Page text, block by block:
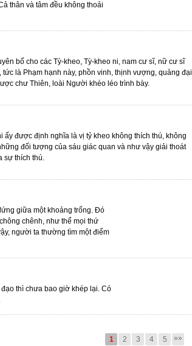
thân và tâm đều không thoải
bố cho các Tỳ-kheo, Tỳ-kheo ni, nam cư sĩ, nữ cư sĩ
là Phạm hạnh này, phồn vinh, thịnh vượng, quảng
chư Thiên, loài Người khéo léo trình bày.
ấy được định nghĩa là vị tỷ kheo không thích thú, không
đối tượng của sáu giác quan và như vậy giải thoát
sự thích thú.
giữa một khoảng trống. Đó
chênh, như thể mọi thứ
người ta thường tìm một điểm
thì chưa bao giờ khép lại. Có
1 2 3 4 5 »»